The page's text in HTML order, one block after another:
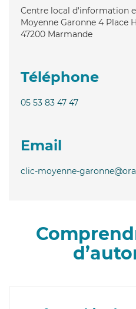
Centre local d'information
Moyenne Garonne 4 Place
47200 Marmande
Téléphone
05 53 83 47 47
Email
clic-moyenne-